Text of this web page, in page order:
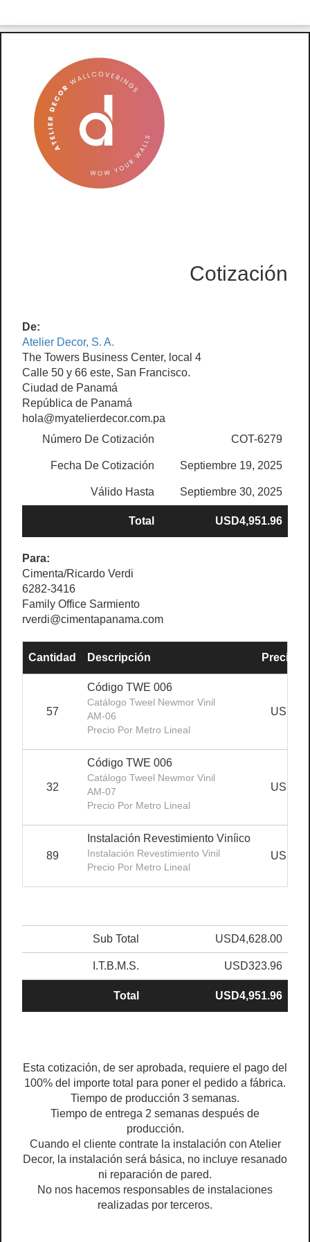
Cotización
De:
Atelier Decor, S. A.
The Towers Business Center, local 4
Calle 50 y 66 este, San Francisco.
Ciudad de Panamá
República de Panamá
hola@myatelierdecor.com.pa
Número De Cotización
COT-6279
Fecha De Cotización Septiembre 19, 2025
Válido Hasta Septiembre 30, 2025
Total USD4,951.96
Para:
Cimenta/Ricardo Verdi
6282-3416
Family Office Sarmiento
rverdi@cimentapanama.com
Cantidad Descripción Precio
57
Código TWE 006
Catálogo Tweel Newmor Vinil
AM-06
Precio Por Metro Lineal
32
Código TWE 006
Catálogo Tweel Newmor Vinil
AM-07
Precio Por Metro Lineal
89
Instalación Revestimiento Viníico
Instalación Revestimiento Vinil
Precio Por Metro Lineal
Sub Total USD4,628.00
I.T.B.M.S. USD323.96
Total USD4,951.96
Esta cotización, de ser aprobada, requiere el pago del
100% del importe total para poner el pedido a fábrica.
Tiempo de producción 3 semanas.
Tiempo de entrega 2 semanas después de
producción.
Cuando el cliente contrate la instalación con Atelier
Decor, la instalación será básica, no incluye resanado
ni reparación de pared.
No nos hacemos responsables de instalaciones
realizadas por terceros.